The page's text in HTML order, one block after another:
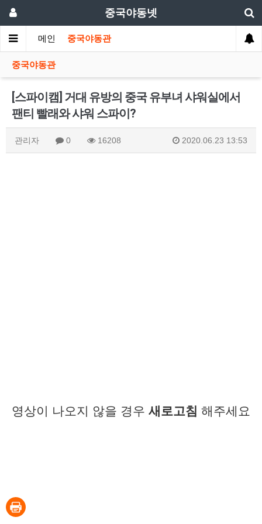
중국야동넷
메인 중국야동관
중국야동관
[스파이캠] 거대 유방의 중국 유부녀 샤워실에서
팬티 빨래와 샤워 스파이?
관리자 0 16208 2020.06.23 13:53
영상이 나오지 않을 경우 새로고침 해주세요